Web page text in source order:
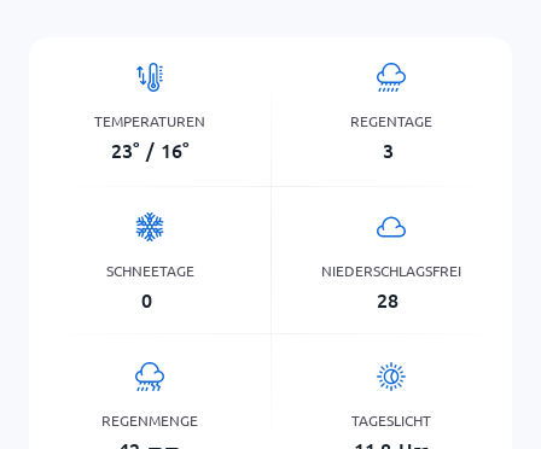
TEMPERATUREN
23° / 16°
REGENTAGE
3
SCHNEETAGE
0
NIEDERSCHLAGSFREI
28
REGENMENGE TAGESLICHT